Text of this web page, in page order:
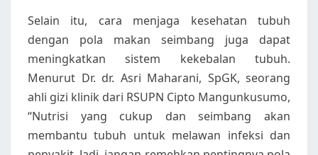
Selain itu, cara menjaga kesehatan tubuh
dengan pola makan seimbang juga dapat
meningkatkan sistem kekebalan tubuh.
Menurut Dr. dr. Asri Maharani, SpGK, seorang
ahli gizi klinik dari RSUPN Cipto Mangunkusumo,
“Nutrisi yang cukup dan seimbang akan
membantu tubuh untuk melawan infeksi dan